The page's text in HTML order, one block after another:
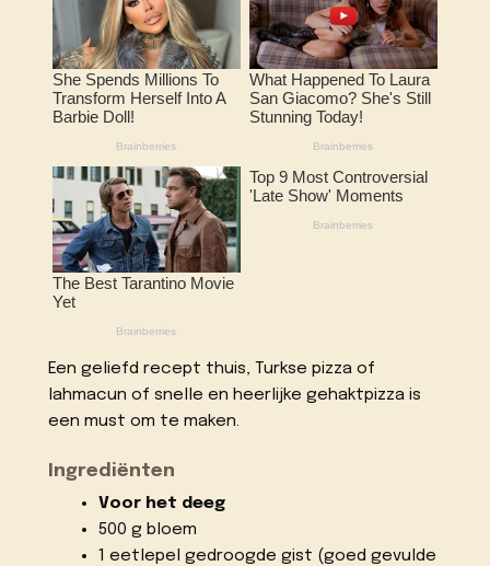
Een geliefd recept thuis, Turkse pizza of
lahmacun of snelle en heerlijke gehaktpizza is
een must om te maken.
Ingrediënten
Voor het deeg
500 g bloem
1 eetlepel gedroogde gist (goed gevulde